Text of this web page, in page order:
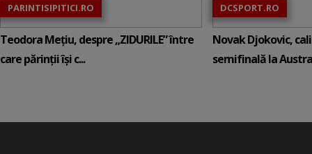
PARINTISIPITICI.RO
Teodora Mețiu, despre „ZIDURILE” între
care părinții își c...
DCSPORT.RO
Novak Djokovic,
semifinală la